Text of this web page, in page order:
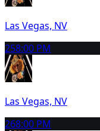
Las Vegas, NV
258:00 PM
Las Vegas, NV
268:00 PM